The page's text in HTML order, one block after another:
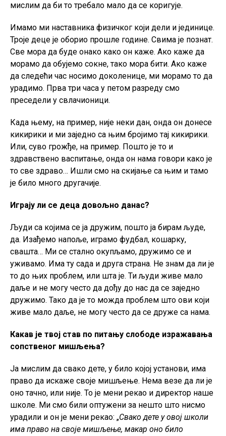
мислим да би то требало мало да се коригује.
Имамо ми наставника физичког који дели и јединице.
Троје деце је оборио прошле године. Свима је познат.
Све мора да буде онако како он каже. Ако каже да
морамо да обујемо сокне, тако мора бити. Ако каже
да следећи час носимо доколенице, ми морамо то да
урадимо. Прва три часа у петом разреду смо
преседели у свлачионици.
Када њему, на пример, није неки дан, онда он донесе
кикирики и ми заједно са њим бројимо тај кикирики.
Или, суво грожђе, на пример. Пошто је то и
здравствено васпитање, онда он нама говори како је
то све здраво… Ишли смо на скијање са њим и тамо
је било много другачије.
Играју ли се деца довољно данас?
Људи са којима се ја дружим, пошто ја бирам људе,
да. Изађемо напоље, играмо фудбал, кошарку,
свашта… Ми се стално окупљамо, дружимо се и
уживамо. Има ту сада и друга страна. Не знам да ли је
то до њих проблем, или шта је. Ти људи живе мало
даље и не могу често да дођу до нас да се заједно
дружимо. Тако да је то можда проблем што ови који
живе мало даље, не могу често да се друже са нама.
Какав је твој став по питању слободе изражавања
сопственог мишљења?
Ја мислим да свако дете, у било којој установи, има
право да искаже своје мишљење. Нема везе да ли је
оно тачно, или није. То је мени рекао и директор наше
школе. Ми смо били оптужени за нешто што нисмо
урадили и он је мени рекао: „Свако дете у овој школи
има право на своје мишљење, макар оно било